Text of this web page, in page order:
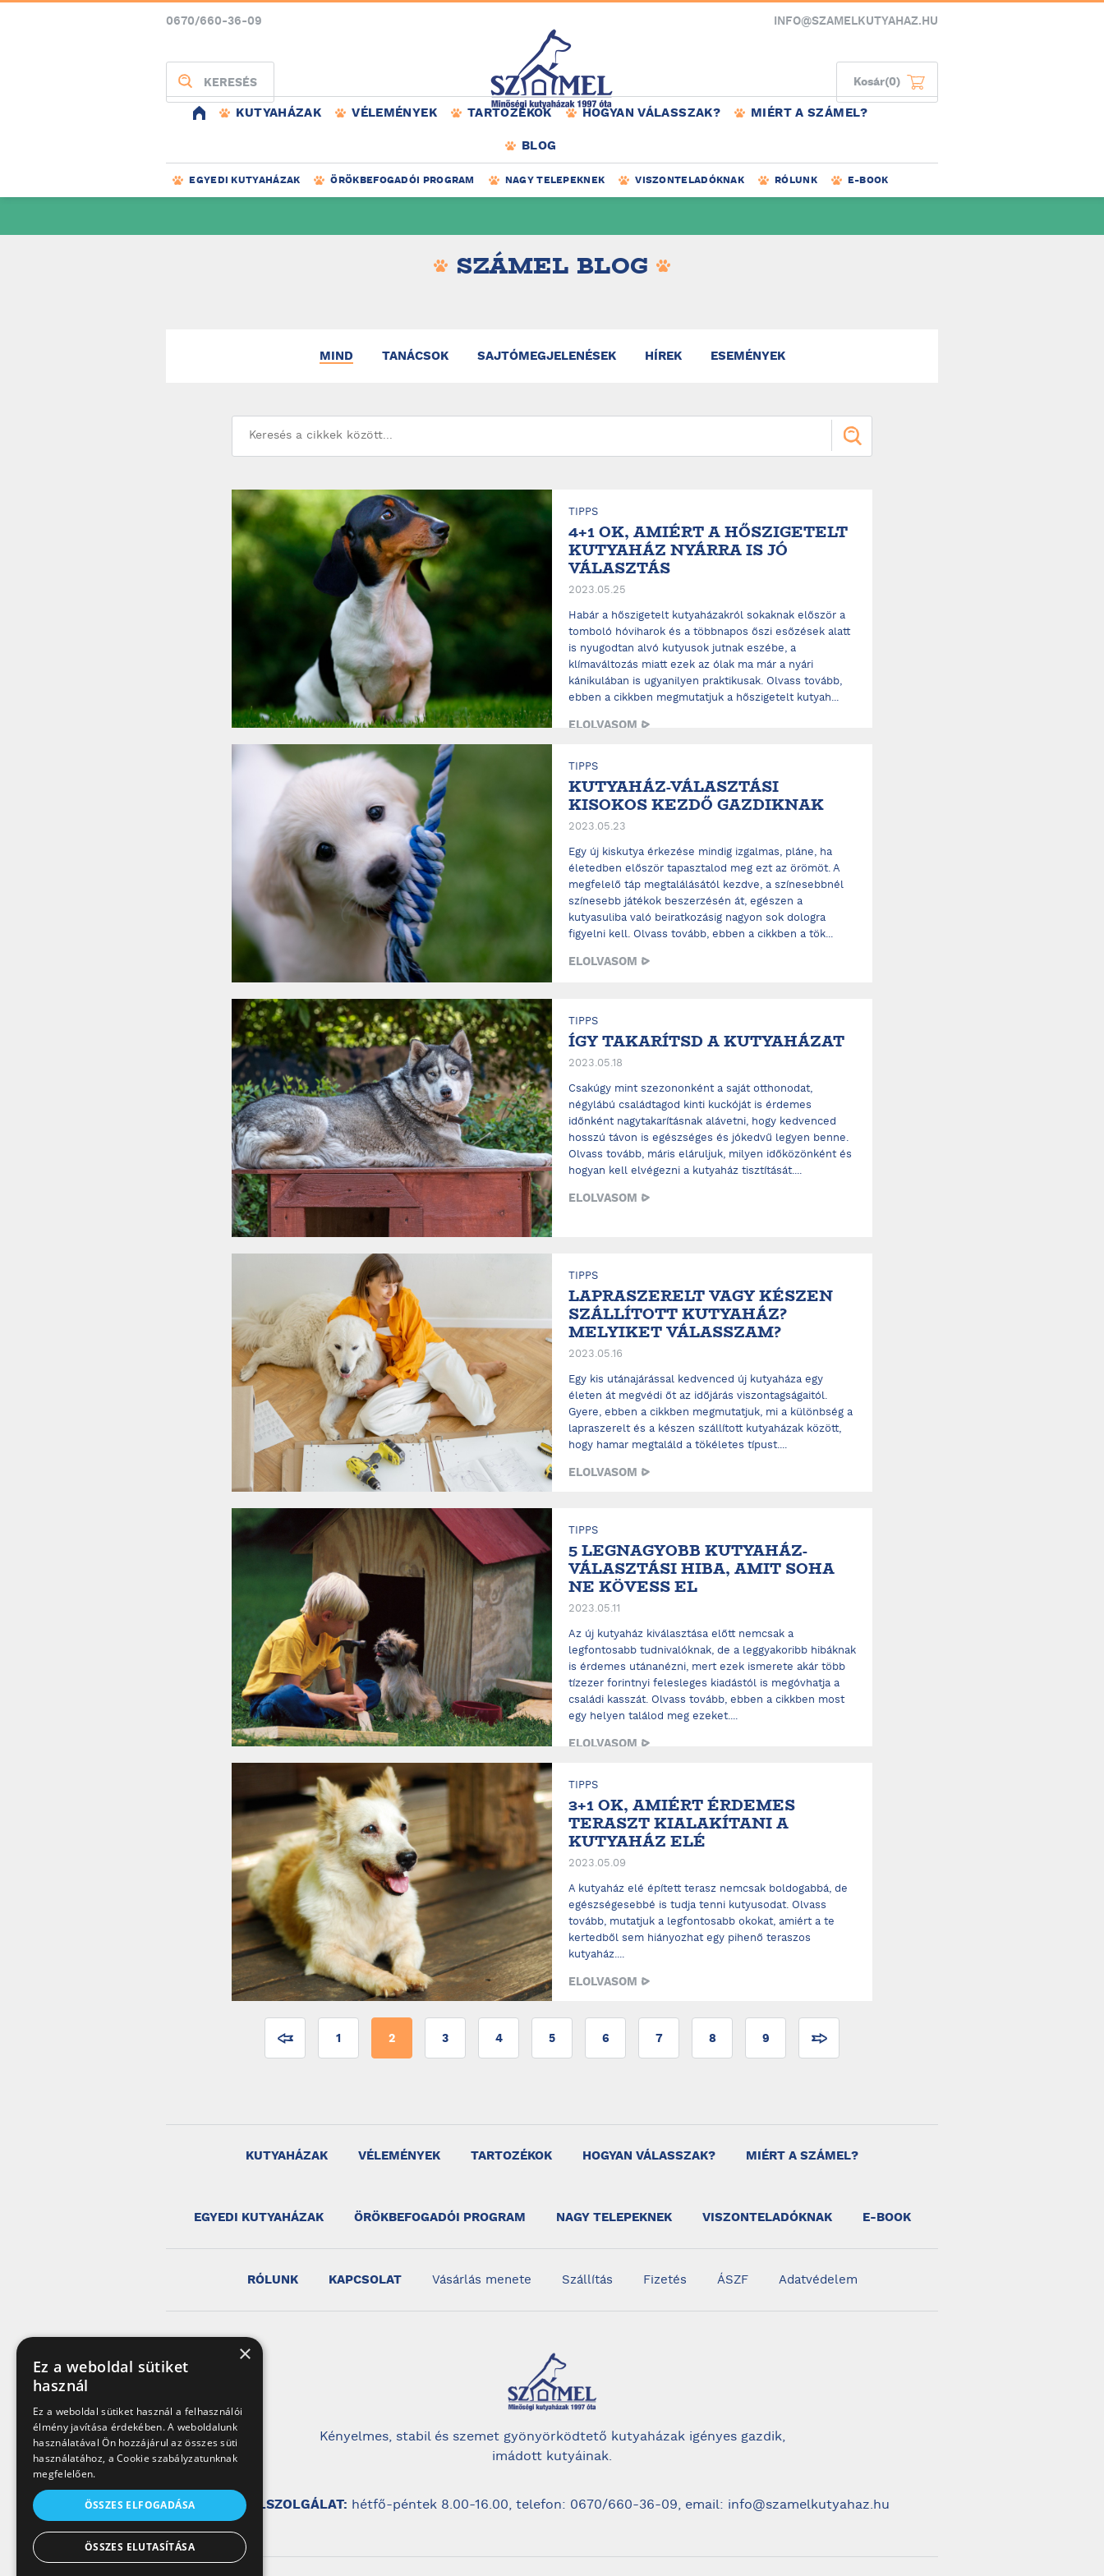
0670/660-36-09 INFO@SZAMELKUTYAHAZ.HU
KERESÉS Kosár(0)
KUTYAHÁZAK VÉLEMÉNYEK TARTOZÉKOK HOGYAN VÁLASSZAK? MIÉRT A SZÁMEL?
BLOG
EGYEDI KUTYAHÁZAK ÖRÖKBEFOGADÓI PROGRAM NAGY TELEPEKNEK VISZONTELADÓKNAK RÓLUNK E-BOOK
SZÁMEL BLOG
MIND TANÁCSOK SAJTÓMEGJELENÉSEK HÍREK ESEMÉNYEK
TIPPS
4+1 OK, AMIÉRT A HŐSZIGETELT
KUTYAHÁZ NYÁRRA IS JÓ
VÁLASZTÁS
2023.05.25
Habár a hőszigetelt kutyaházakról sokaknak először a
tomboló hóviharok és a többnapos őszi esőzések alatt
is nyugodtan alvó kutyusok jutnak eszébe, a
klímaváltozás miatt ezek az ólak ma már a nyári
kánikulában is ugyanilyen praktikusak. Olvass tovább,
ebben a cikkben megmutatjuk a hőszigetelt kutyah...
ELOLVASOM
TIPPS
KUTYAHÁZ-VÁLASZTÁSI
KISOKOS KEZDŐ GAZDIKNAK
2023.05.23
Egy új kiskutya érkezése mindig izgalmas, pláne, ha
életedben először tapasztalod meg ezt az örömöt. A
megfelelő táp megtalálásától kezdve, a színesebbnél
színesebb játékok beszerzésén át, egészen a
kutyasuliba való beiratkozásig nagyon sok dologra
figyelni kell. Olvass tovább, ebben a cikkben a tök...
ELOLVASOM
TIPPS
ÍGY TAKARÍTSD A KUTYAHÁZAT
2023.05.18
Csakúgy mint szezononként a saját otthonodat,
négylábú családtagod kinti kuckóját is érdemes
időnként nagytakarításnak alávetni, hogy kedvenced
hosszú távon is egészséges és jókedvű legyen benne.
Olvass tovább, máris eláruljuk, milyen időközönként és
hogyan kell elvégezni a kutyaház tisztítását....
ELOLVASOM
TIPPS
LAPRASZERELT VAGY KÉSZEN
SZÁLLÍTOTT KUTYAHÁZ?
MELYIKET VÁLASSZAM?
2023.05.16
Egy kis utánajárással kedvenced új kutyaháza egy
életen át megvédi őt az időjárás viszontagságaitól.
Gyere, ebben a cikkben megmutatjuk, mi a különbség a
lapraszerelt és a készen szállított kutyaházak között,
hogy hamar megtaláld a tökéletes típust....
ELOLVASOM
TIPPS
5 LEGNAGYOBB KUTYAHÁZ-
VÁLASZTÁSI HIBA, AMIT SOHA
NE KÖVESS EL
2023.05.11
Az új kutyaház kiválasztása előtt nemcsak a
legfontosabb tudnivalóknak, de a leggyakoribb hibáknak
is érdemes utánanézni, mert ezek ismerete akár több
tízezer forintnyi felesleges kiadástól is megóvhatja a
családi kasszát. Olvass tovább, ebben a cikkben most
egy helyen találod meg ezeket....
ELOLVASOM
TIPPS
3+1 OK, AMIÉRT ÉRDEMES
TERASZT KIALAKÍTANI A
KUTYAHÁZ ELÉ
2023.05.09
A kutyaház elé épített terasz nemcsak boldogabbá, de
egészségesebbé is tudja tenni kutyusodat. Olvass
tovább, mutatjuk a legfontosabb okokat, amiért a te
kertedből sem hiányozhat egy pihenő teraszos
kutyaház....
ELOLVASOM
1 2 3 4 5 6 7 8 9
KUTYAHÁZAK VÉLEMÉNYEK TARTOZÉKOK HOGYAN VÁLASSZAK? MIÉRT A SZÁMEL?
EGYEDI KUTYAHÁZAK ÖRÖKBEFOGADÓI PROGRAM NAGY TELEPEKNEK VISZONTELADÓKNAK E-BOOK
RÓLUNK KAPCSOLAT Vásárlás menete Szállítás Fizetés ÁSZF Adatvédelem
Kényelmes, stabil és szemet gyönyörködtető kutyaházak igényes gazdik,
imádott kutyáinak.
ÜGYFÉLSZOLGÁLAT: hétfő-péntek 8.00-16.00, telefon: 0670/660-36-09, email: info@szamelkutyahaz.hu
×
Ez a weboldal sütiket
használ
Ez a weboldal sütiket használ a felhasználói
élmény javítása érdekében. A weboldalunk
használatával Ön hozzájárul az összes süti
használatához, a Cookie szabályzatunknak
megfelelően.
ÖSSZES ELFOGADÁSA
ÖSSZES ELUTASÍTÁSA